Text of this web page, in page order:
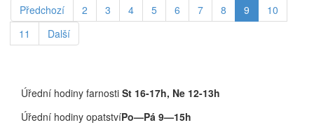
Předchozí 2 3 4 5 6 7 8 9
10
11
Další
Úřední hodiny farnosti St 16-17h, Ne 12-13h
Úřední hodiny opatstvíPo—Pá 9—15h